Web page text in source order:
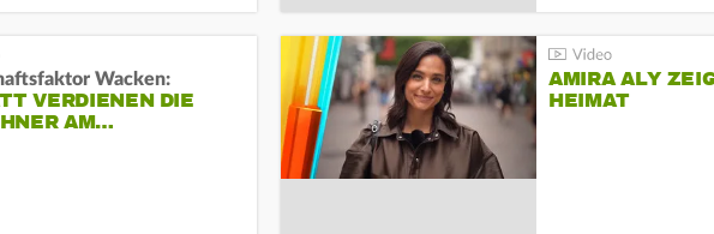
Wacken:
VERDIENEN DIE
AM…
AMIRA ALY
HEIMAT